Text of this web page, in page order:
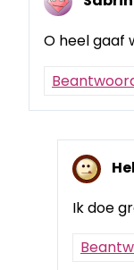
O heel gaaf
Ik doe